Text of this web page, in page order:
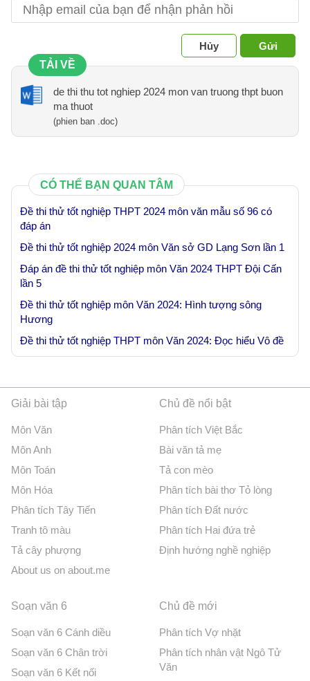
Hủy
Gửi
TẢI VỀ
de thi thu tot nghiep 2024 mon van truong thpt buon
ma thuot
(phien ban .doc)
CÓ THỂ BẠN QUAN TÂM
Đề thi thử tốt nghiệp THPT 2024 môn văn mẫu số 96 có
đáp án
Đề thi thử tốt nghiệp 2024 môn Văn sở GD Lạng Sơn lần 1
Đáp án đề thi thử tốt nghiệp môn Văn 2024 THPT Đội Cấn
lần 5
Đề thi thử tốt nghiệp môn Văn 2024: Hình tượng sông
Hương
Đề thi thử tốt nghiệp THPT môn Văn 2024: Đọc hiểu Vô đề
Giải bài tập
Môn Văn
Môn Anh
Môn Toán
Môn Hóa
Phân tích Tây Tiến
Tranh tô màu
Tả cây phượng
About us on about.me
Chủ đề nổi bật
Phân tích Việt Bắc
Bài văn tả mẹ
Tả con mèo
Phân tích bài thơ Tỏ lòng
Phân tích Đất nước
Phân tích Hai đứa trẻ
Định hướng nghề nghiệp
Soạn văn 6
Soạn văn 6 Cánh diều
Soạn văn 6 Chân trời
Soạn văn 6 Kết nối
Chủ đề mới
Phân tích Vợ nhặt
Phân tích nhân vật Ngô Tử
Văn